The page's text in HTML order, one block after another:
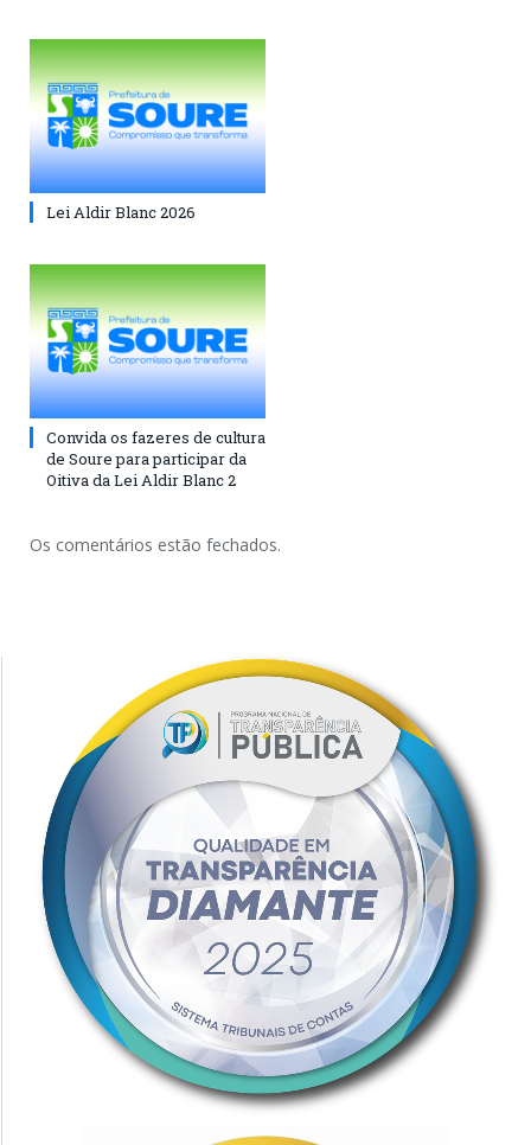
Lei Aldir Blanc 2026
Convida os fazeres de cultura
de Soure para participar da
Oitiva da Lei Aldir Blanc 2
Os comentários estão fechados.